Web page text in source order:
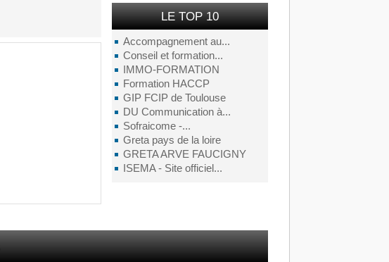
LE TOP 10
Accompagnement au...
Conseil et formation...
IMMO-FORMATION
Formation HACCP
GIP FCIP de Toulouse
DU Communication à...
Sofraicome -...
Greta pays de la loire
GRETA ARVE FAUCIGNY
ISEMA - Site officiel...